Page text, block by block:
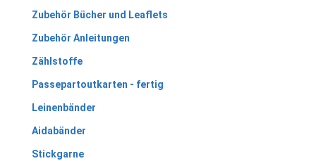
Zubehör Bücher und Leaflets
Zubehör Anleitungen
Zählstoffe
Passepartoutkarten - fertig
Leinenbänder
Aidabänder
Stickgarne